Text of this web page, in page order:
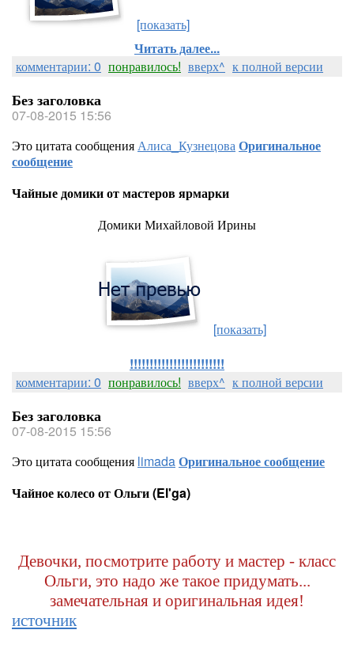
[показать]
Читать далее...
комментарии: 0 понравилось! вверх^ к полной версии
Без заголовка
07-08-2015 15:56
Это цитата сообщенияАлиса_КузнецоваОригинальное
сообщение
Чайные домики от мастеров ярмарки
Домики Михайловой Ирины
[показать]
!!!!!!!!!!!!!!!!!!!!!!!!
комментарии: 0 понравилось! вверх^ к полной версии
Без заголовка
07-08-2015 15:56
Это цитата сообщения limadaОригинальное сообщение
Чайное колесо от Ольги (El'ga)
Девочки, посмотрите работу и мастер - класс
Ольги, это надо же такое придумать...
замечательная и оригинальная идея!
источник